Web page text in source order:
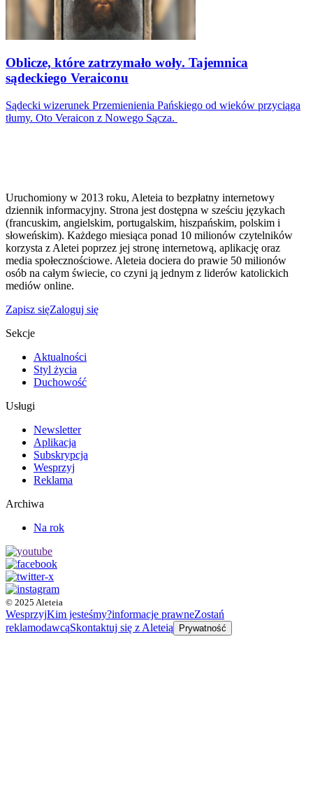
Oblicze, które zatrzymało woły. Tajemnica
sądeckiego Veraiconu
Sądecki wizerunek Przemienienia Pańskiego od wieków przyciąga
tłumy. Oto Veraicon z Nowego Sącza.
Uruchomiony w 2013 roku, Aleteia to bezpłatny internetowy
dziennik informacyjny. Strona jest dostępna w sześciu językach
(francuskim, angielskim, portugalskim, hiszpańskim, polskim i
słoweńskim). Każdego miesiąca ponad 10 milionów czytelników
korzysta z Aletei poprzez jej stronę internetową, aplikację oraz
media społecznościowe. Aleteia dociera do prawie 50 milionów
osób na całym świecie, co czyni ją jednym z liderów katolickich
mediów online.
Zapisz sięZaloguj się
Sekcje
Aktualności
Styl życia
Duchowość
Usługi
Newsletter
Aplikacja
Subskrypcja
Wesprzyj
Reklama
Archiwa
Na rok
© 2025 Aleteia
WesprzyjKim jesteśmy?informacje prawneZostań
reklamodawcąSkontaktuj się z Aleteią Prywatność